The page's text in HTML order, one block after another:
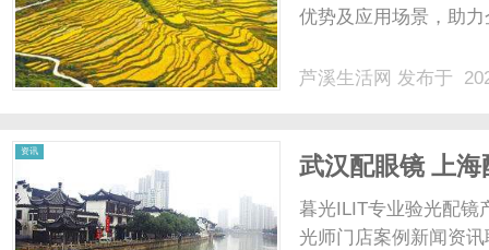
优势及应用场景，助
芦溪生活网 发布于
资讯
武汉配眼镜 上海
暮光ILIT专业验光配镜
光师门店案例新闻资